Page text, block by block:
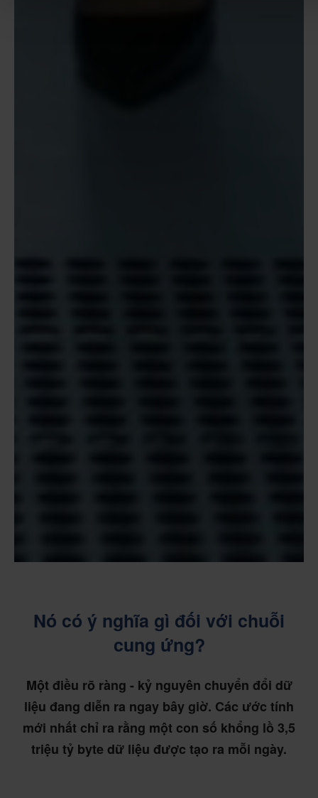
Nó có ý nghĩa gì đối với chuỗi
cung ứng?
Một điều rõ ràng - kỷ nguyên chuyển đổi dữ
liệu đang diễn ra ngay bây giờ. Các ước tính
mới nhất chỉ ra rằng một con số khổng lồ 3,5
triệu tỷ byte dữ liệu được tạo ra mỗi ngày.